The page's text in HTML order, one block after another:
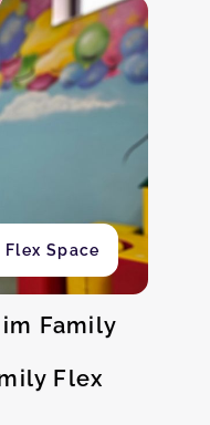
Space
Family
Flex